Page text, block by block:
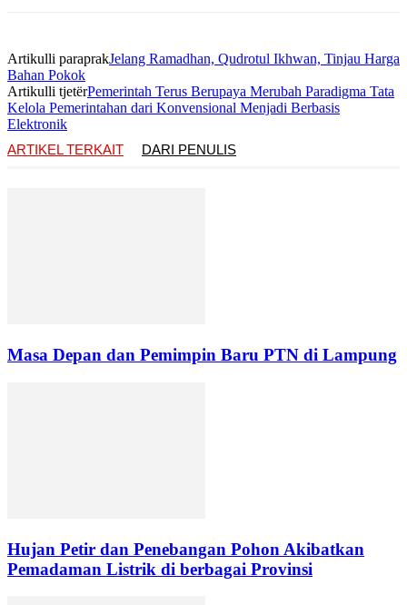
Artikulli paraprakJelang Ramadhan, Qudrotul Ikhwan, Tinjau Harga
Bahan Pokok
Artikulli tjetërPemerintah Terus Berupaya Merubah Paradigma Tata
Kelola Pemerintahan dari Konvensional Menjadi Berbasis
Elektronik
ARTIKEL TERKAIT
DARI PENULIS
Masa Depan dan Pemimpin Baru PTN di Lampung
Hujan Petir dan Penebangan Pohon Akibatkan
Pemadaman Listrik di berbagai Provinsi